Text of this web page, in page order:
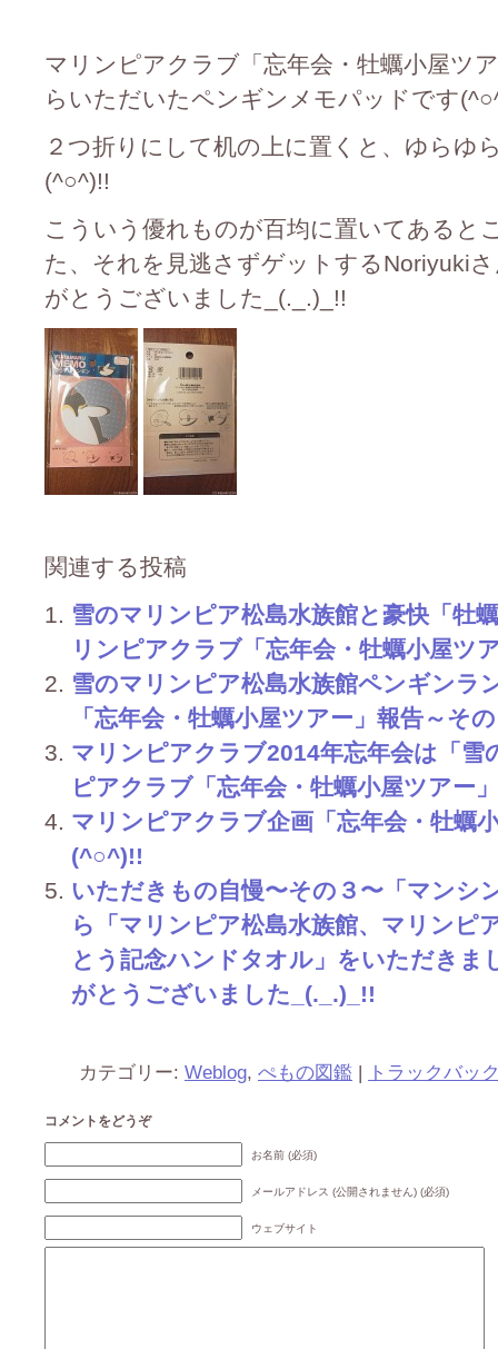
マリンピアクラブ「忘年会・牡蠣小屋ツ
らいただいたペンギンメモパッドです
２つ折りにして机の上に置くと、ゆらゆ
(^○^)!!
こういう優れものが百均に置いてあると
た、それを見逃さずゲットするNoriyuki
がとうございました_(._.)_!!
関連する投稿
雪のマリンピア松島水族館と豪快「牡
リンピアクラブ「忘年会・牡蠣小屋ツ
雪のマリンピア松島水族館ペンギンラ
「忘年会・牡蠣小屋ツアー」報告～そ
マリンピアクラブ2014年忘年会は「
ピアクラブ「忘年会・牡蠣小屋ツアー
マリンピアクラブ企画「忘年会・牡蠣
(^○^)!!
いただきもの自慢〜その３〜「マンシ
ら「マリンピア松島水族館、マリンピ
とう記念ハンドタオル」をいただき
がとうございました_(._.)_!!
カテゴリー: Weblog, ぺもの図鑑 | トラックバッ
コメントをどうぞ
お名前 (必須)
メールアドレス (公開されません) (必須)
ウェブサイト